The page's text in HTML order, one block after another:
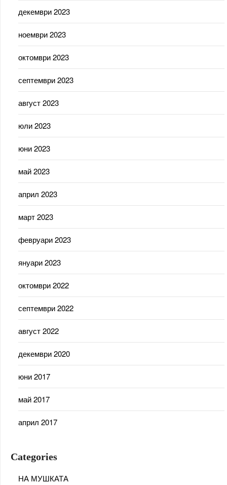
декември 2023
ноември 2023
октомври 2023
септември 2023
август 2023
юли 2023
юни 2023
май 2023
април 2023
март 2023
февруари 2023
януари 2023
октомври 2022
септември 2022
август 2022
декември 2020
юни 2017
май 2017
април 2017
Categories
НА МУШКАТА